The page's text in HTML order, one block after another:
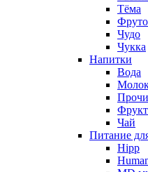
Тёма
Чудо
Чукка
Напитки
Вода
Чай
Питание
Hipp